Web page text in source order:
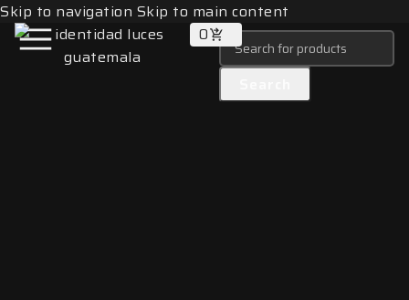
Skip to navigation Skip to main content
0